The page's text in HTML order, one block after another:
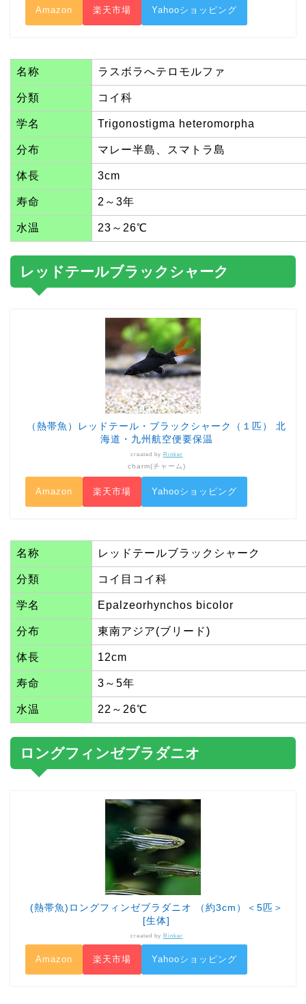
Amazon 楽天市場 Yahooショッピング
名称 ラスボラへテロモルファ
分類 コイ科
学名 Trigonostigma heteromorpha
分布 マレー半島、スマトラ島
体長 3cm
寿命 2～3年
水温 23～26℃
レッドテールブラックシャーク
（熱帯魚）レッドテール・ブラックシャーク（１匹） 北
海道・九州航空便要保温
created by Rinker
charm(チャーム)
Amazon 楽天市場 Yahooショッピング
名称 レッドテールブラックシャーク
分類 コイ目コイ科
学名 Epalzeorhynchos bicolor
分布 東南アジア(ブリード)
体長 12cm
寿命 3～5年
水温 22～26℃
ロングフィンゼブラダニオ
(熱帯魚)ロングフィンゼブラダニオ （約3cm）＜5匹＞
[生体]
created by Rinker
Amazon 楽天市場 Yahooショッピング